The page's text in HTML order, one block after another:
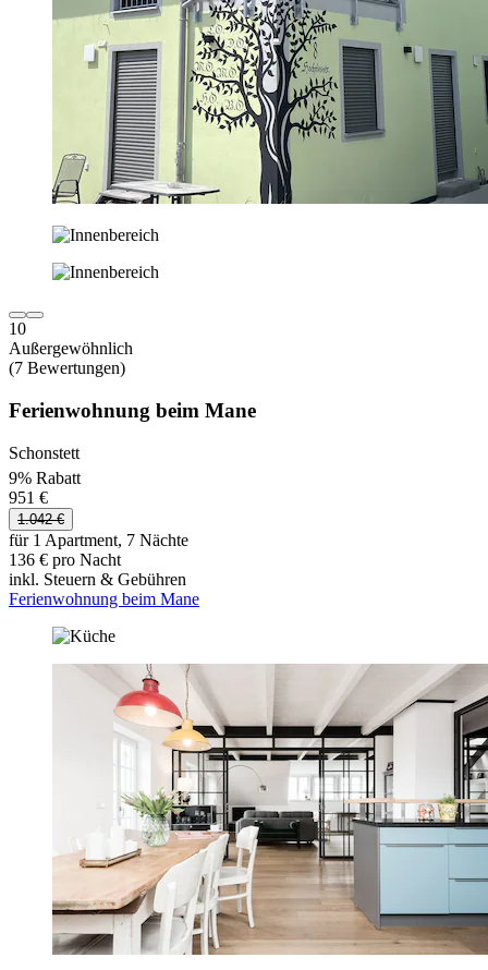
10
Außergewöhnlich
(7 Bewertungen)
Ferienwohnung beim Mane
Schonstett
9% Rabatt
951 €
1.042 €
für 1 Apartment, 7 Nächte
136 € pro Nacht
inkl. Steuern & Gebühren
Ferienwohnung beim Mane